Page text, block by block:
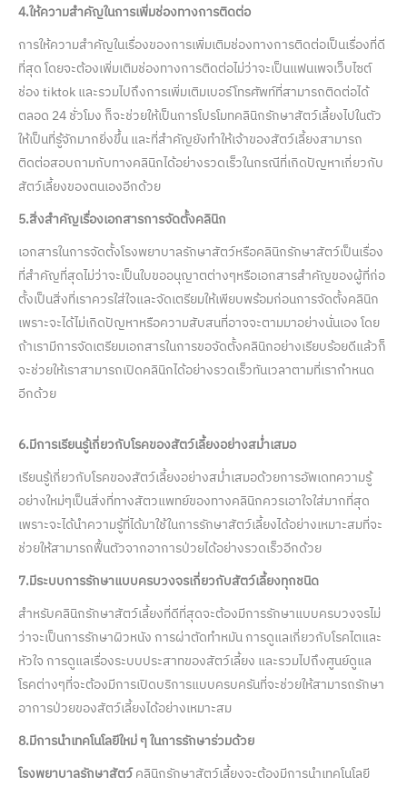
4.ให้ความสำคัญในการเพิ่มช่องทางการติดต่อ
การให้ความสำคัญในเรื่องของการเพิ่มเติมช่องทางการติดต่อเป็นเรื่องที่ดี
ที่สุด โดยจะต้องเพิ่มเติมช่องทางการติดต่อไม่ว่าจะเป็นแฟนเพจเว็บไซต์
ช่อง tiktok และรวมไปถึงการเพิ่มเติมเบอร์โทรศัพท์ที่สามารถติดต่อได้
ตลอด 24 ชั่วโมง ก็จะช่วยให้เป็นการโปรโมทคลินิกรักษาสัตว์เลี้ยงไปในตัว
ให้เป็นที่รู้จักมากยิ่งขึ้น และที่สำคัญยังทำให้เจ้าของสัตว์เลี้ยงสามารถ
ติดต่อสอบถามกับทางคลินิกได้อย่างรวดเร็วในกรณีที่เกิดปัญหาเกี่ยวกับ
สัตว์เลี้ยงของตนเองอีกด้วย
5.สิ่งสำคัญเรื่องเอกสารการจัดตั้งคลินิก
เอกสารในการจัดตั้งโรงพยาบาลรักษาสัตว์หรือคลินิกรักษาสัตว์เป็นเรื่อง
ที่สำคัญที่สุดไม่ว่าจะเป็นใบขออนุญาตต่างๆหรือเอกสารสำคัญของผู้ที่ก่อ
ตั้งเป็นสิ่งที่เราควรใส่ใจและจัดเตรียมให้เพียบพร้อมก่อนการจัดตั้งคลินิก
เพราะจะได้ไม่เกิดปัญหาหรือความสับสนที่อาจจะตามมาอย่างนั่นเอง โดย
ถ้าเรามีการจัดเตรียมเอกสารในการขอจัดตั้งคลินิกอย่างเรียบร้อยดีแล้วก็
จะช่วยให้เราสามารถเปิดคลินิกได้อย่างรวดเร็วทันเวลาตามที่เรากำหนด
อีกด้วย
6.มีการเรียนรู้เกี่ยวกับโรคของสัตว์เลี้ยงอย่างสม่ำเสมอ
เรียนรู้เกี่ยวกับโรคของสัตว์เลี้ยงอย่างสม่ำเสมอด้วยการอัพเดทความรู้
อย่างใหม่ๆเป็นสิ่งที่ทางสัตวแพทย์ของทางคลินิกควรเอาใจใส่มากที่สุด
เพราะจะได้นำความรู้ที่ได้มาใช้ในการรักษาสัตว์เลี้ยงได้อย่างเหมาะสมที่จะ
ช่วยให้สามารถฟื้นตัวจากอาการป่วยได้อย่างรวดเร็วอีกด้วย
7.มีระบบการรักษาแบบครบวงจรเกี่ยวกับสัตว์เลี้ยงทุกชนิด
สำหรับคลินิกรักษาสัตว์เลี้ยงที่ดีที่สุดจะต้องมีการรักษาแบบครบวงจรไม่
ว่าจะเป็นการรักษาผิวหนัง การผ่าตัดทำหมัน การดูแลเกี่ยวกับโรคไตและ
หัวใจ การดูแลเรื่องระบบประสาทของสัตว์เลี้ยง และรวมไปถึงศูนย์ดูแล
โรคต่างๆที่จะต้องมีการเปิดบริการแบบครบครันที่จะช่วยให้สามารถรักษา
อาการป่วยของสัตว์เลี้ยงได้อย่างเหมาะสม
8.มีการนำเทคโนโลยีใหม่ ๆ ในการรักษาร่วมด้วย
โรงพยาบาลรักษาสัตว์คลินิกรักษาสัตว์เลี้ยงจะต้องมีการนำเทคโนโลยี